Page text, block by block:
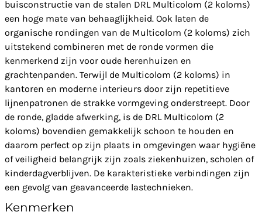
buisconstructie van de stalen DRL Multicolom (2 koloms)
een hoge mate van behaaglijkheid. Ook laten de
organische rondingen van de Multicolom (2 koloms) zich
uitstekend combineren met de ronde vormen die
kenmerkend zijn voor oude herenhuizen en
grachtenpanden. Terwijl de Multicolom (2 koloms) in
kantoren en moderne interieurs door zijn repetitieve
lijnenpatronen de strakke vormgeving onderstreept. Door
de ronde, gladde afwerking, is de DRL Multicolom (2
koloms) bovendien gemakkelijk schoon te houden en
daarom perfect op zijn plaats in omgevingen waar hygiëne
of veiligheid belangrijk zijn zoals ziekenhuizen, scholen of
kinderdagverblijven. De karakteristieke verbindingen zijn
een gevolg van geavanceerde lastechnieken.
Kenmerken